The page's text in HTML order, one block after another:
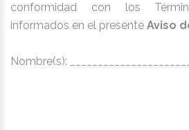
conformidad con los
informados en el presente Aviso
Nombre(s):